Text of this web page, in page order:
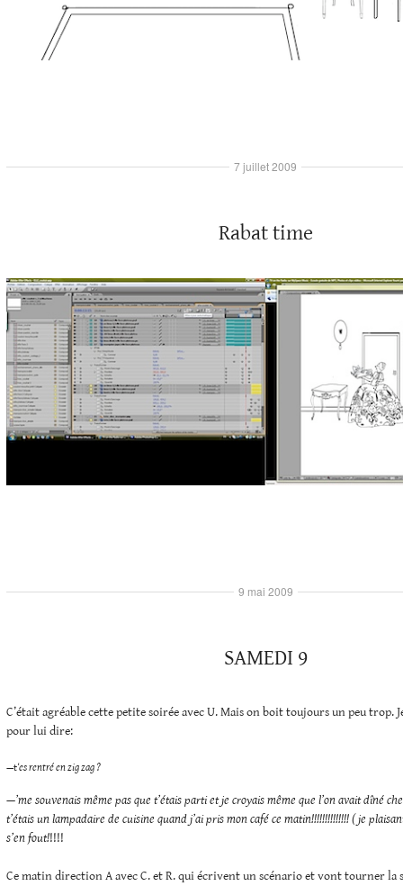
Rabat time
7 juillet 2009
SAMEDI 9
C’était agréable cette petite soirée avec U. Mais on boit toujours un peu trop.
pour lui dire:
—t‘es rentré en zig zag ?
—’me souvenais même pas que t’étais parti et je croyais même que l’on avait dîné
t’étais un lampadaire de cuisine quand j’ai pris mon café ce matin!!!!!!!!!!!!!! ( je
s’en fout!!!!!
Ce matin direction A avec C. et R. qui écrivent un scénario et vont tourner la
9 mai 2009